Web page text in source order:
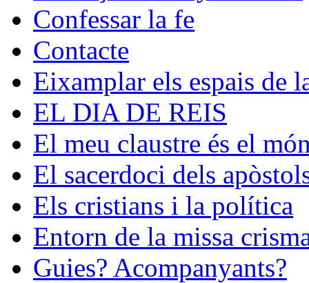
Confessar la fe
Contacte
Eixamplar els espais de
EL DIA DE REIS
El meu claustre és el
El sacerdoci dels
Els cristians i la política
Entorn de la missa
Guies? Acompanyants?